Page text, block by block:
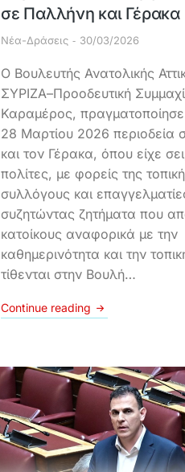
σε Παλλήνη και Γέρακα
Νέα-Δράσεις 30/03/2026
Ο Βουλευτής Ανατολικής
ΣΥΡΙΖΑ–Προοδευτική
Καραμέρος,
28 Μαρτίου 2026 περιοδεία
και τον Γέρακα, όπου είχε
πολίτες, με φορείς της
συλλόγους και
συζητώντας ζητήματα που
κατοίκους αναφορικά με την
καθημερινότητα και την
τίθενται στην Βουλή…
Continue reading